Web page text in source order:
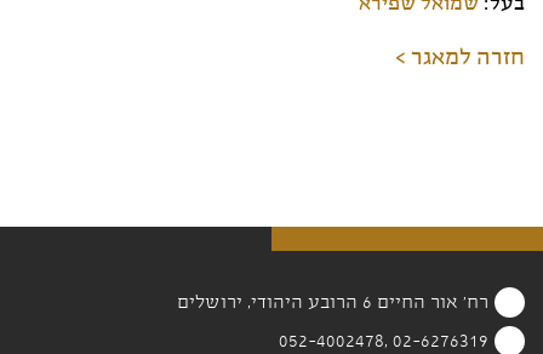
בעל: שמואל שפירא
חזרה למאגר >
רח' אור החיים 6 הרובע היהודי, ירושלים
02-6276319 ,052-4002478